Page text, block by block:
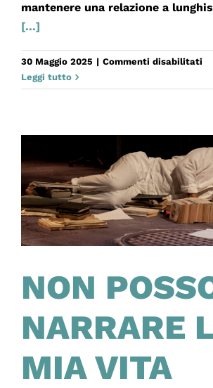
mantenere una relazione a
[...]
30 Maggio 2025 | Commenti disabilitatisu
Leggi tutto
NON
NARRARE
MIA VITA